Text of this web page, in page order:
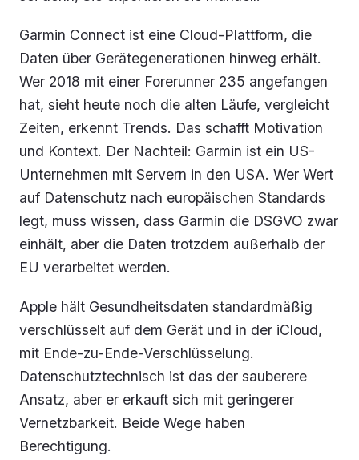
Garmin Connect ist eine Cloud-Plattform, die
Daten über Gerätegenerationen hinweg erhält.
Wer 2018 mit einer Forerunner 235 angefangen
hat, sieht heute noch die alten Läufe, vergleicht
Zeiten, erkennt Trends. Das schafft Motivation
und Kontext. Der Nachteil: Garmin ist ein US-
Unternehmen mit Servern in den USA. Wer Wert
auf Datenschutz nach europäischen Standards
legt, muss wissen, dass Garmin die DSGVO zwar
einhält, aber die Daten trotzdem außerhalb der
EU verarbeitet werden.
Apple hält Gesundheitsdaten standardmäßig
verschlüsselt auf dem Gerät und in der iCloud,
mit Ende-zu-Ende-Verschlüsselung.
Datenschutztechnisch ist das der sauberere
Ansatz, aber er erkauft sich mit geringerer
Vernetzbarkeit. Beide Wege haben
Berechtigung.